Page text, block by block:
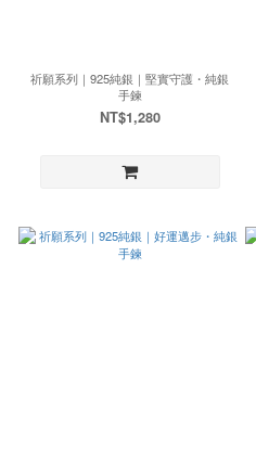
祈願系列｜925純銀｜堅實守護・純銀
手鍊
NT$1,280